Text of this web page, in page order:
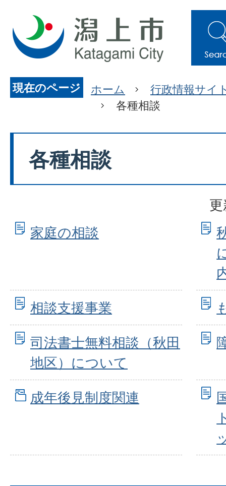
現在のページ ホーム
行政情報サイ
各種相談
各種相談
家庭の相談
相談支援事業
司法書士無料相談（秋田
地区）について
成年後見制度関連